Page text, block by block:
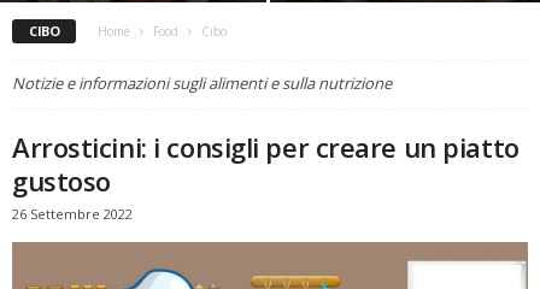
CIBO Home Food Cibo
Notizie e informazioni sugli alimenti e sulla nutrizione
Arrosticini: i consigli per creare un piatto
gustoso
26 Settembre 2022